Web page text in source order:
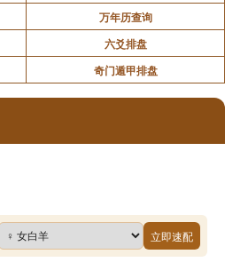
万年历查询
六爻排盘
奇门遁甲排盘
立即速配